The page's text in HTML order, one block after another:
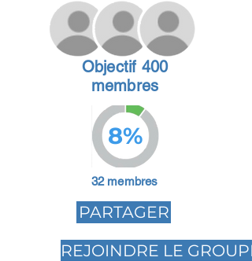
Objectif 400
membres
8%
32 membres
PARTAGER
REJOINDRE LE GROUPE